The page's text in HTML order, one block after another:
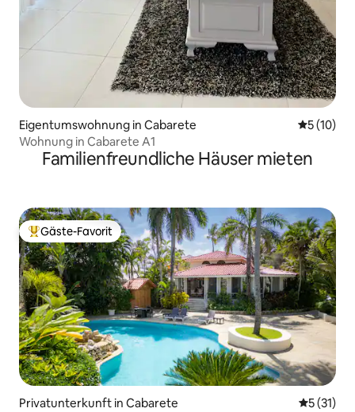
Eigentumswohnung in Cabarete
5 (10)
Wohnung in Cabarete A1
Familienfreundliche Häuser mieten
Beliebter Gäste-Favorit.
Gäste-Favorit
Privatunterkunft in Cabarete
5 (31)